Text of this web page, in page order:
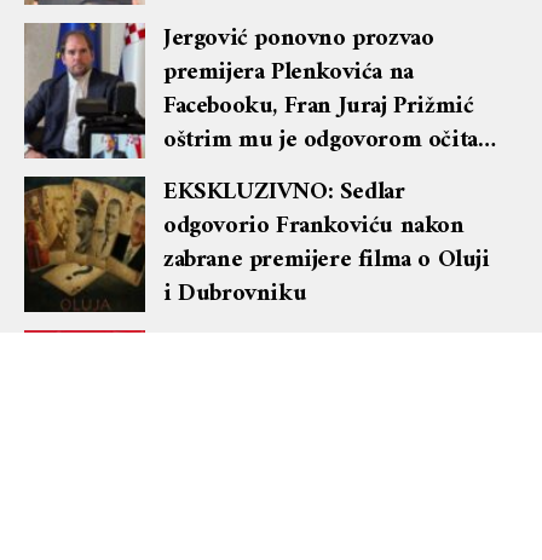
Jergović ponovno prozvao
premijera Plenkovića na
Facebooku, Fran Juraj Prižmić
oštrim mu je odgovorom očitao
lekciju te dobio blok i brisanje
komentara
EKSKLUZIVNO: Sedlar
odgovorio Frankoviću nakon
zabrane premijere filma o Oluji
i Dubrovniku